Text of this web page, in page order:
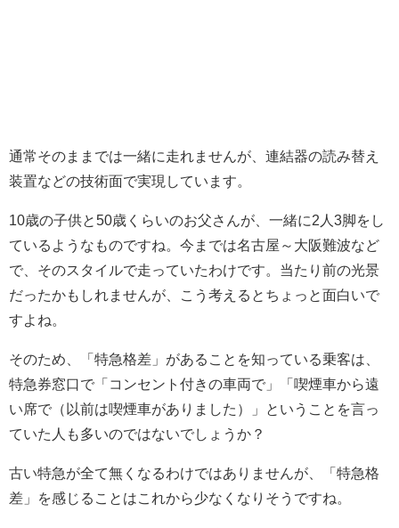
通常そのままでは一緒に走れませんが、連結器の読み替え
装置などの技術面で実現しています。
10歳の子供と50歳くらいのお父さんが、一緒に2人3脚をし
ているようなものですね。今までは名古屋～大阪難波など
で、そのスタイルで走っていたわけです。当たり前の光景
だったかもしれませんが、こう考えるとちょっと面白いで
すよね。
そのため、「特急格差」があることを知っている乗客は、
特急券窓口で「コンセント付きの車両で」「喫煙車から遠
い席で（以前は喫煙車がありました）」ということを言っ
ていた人も多いのではないでしょうか？
古い特急が全て無くなるわけではありませんが、「特急格
差」を感じることはこれから少なくなりそうですね。